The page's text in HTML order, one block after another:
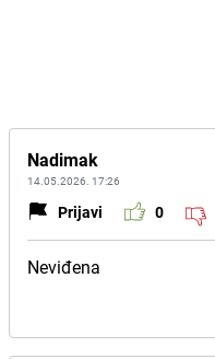
Nadimak
14.05.2026. 17:26
Prijavi 0
Neviđena